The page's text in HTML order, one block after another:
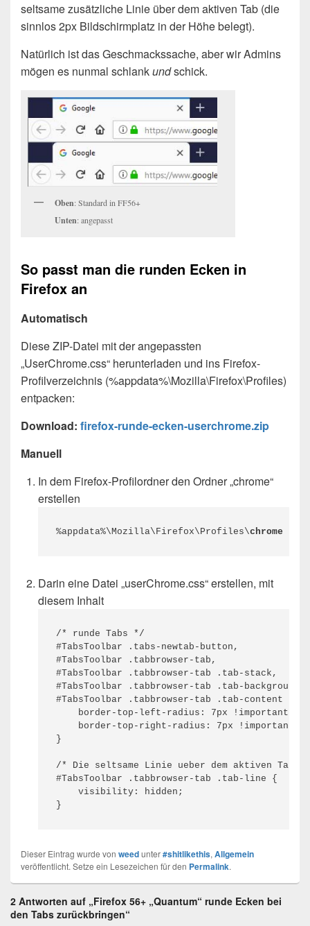
seltsame zusätzliche Linie über dem aktiven Tab (die
sinnlos 2px Bildschirmplatz in der Höhe belegt).
Natürlich ist das Geschmackssache, aber wir Admins
mögen es nunmal schlankundschick.
Oben: Standard in FF56+
Unten: angepasst
So passt man die runden Ecken in
Firefox an
Automatisch
Diese ZIP-Datei mit der angepassten
„UserChrome.css“ herunterladen und ins Firefox-
Profilverzeichnis (%appdata%\Mozilla\Firefox\Profiles)
entpacken:
Download: firefox-runde-ecken-userchrome.zip
Manuell
In dem Firefox-Profilordner den Ordner „chrome“
erstellen
%appdata%\Mozilla\Firefox\Profiles\chrome
Darin eine Datei „userChrome.css“ erstellen, mit
diesem Inhalt
/* runde Tabs */
#TabsToolbar .tabs-newtab-button,
#TabsToolbar .tabbrowser-tab,
#TabsToolbar .tabbrowser-tab .tab-stack,
#TabsToolbar .tabbrowser-tab .tab-background,
#TabsToolbar .tabbrowser-tab .tab-content {
    border-top-left-radius: 7px !important;
    border-top-right-radius: 7px !important;
}
/* Die seltsame Linie ueber dem aktiven Tab
#TabsToolbar .tabbrowser-tab .tab-line {
    visibility: hidden;
Dieser Eintrag wurde von weedunter#shitlikethis, Allgemein
veröffentlicht. Setze ein Lesezeichen für den Permalink.
2 Antworten auf „Firefox 56+ „Quantum“ runde Ecken bei
den Tabs zurückbringen“